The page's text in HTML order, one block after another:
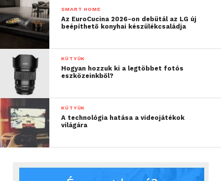
SMART HOME
Az EuroCucina 2026-on debütál az LG új
beépíthető konyhai készülékcsaládja
KÜTYÜK
Hogyan hozzuk ki a legtöbbet fotós
eszközeinkből?
KÜTYÜK
A technológia hatása a videojátékok
világára